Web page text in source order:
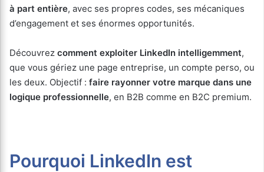
à part entière, avec ses propres codes, ses mécaniques
d’engagement et ses énormes opportunités.
Découvrez comment exploiter LinkedIn intelligemment,
que vous gériez une page entreprise, un compte perso, ou
les deux. Objectif : faire rayonner votre marque dans une
logique professionnelle, en B2B comme en B2C premium.
Pourquoi LinkedIn est